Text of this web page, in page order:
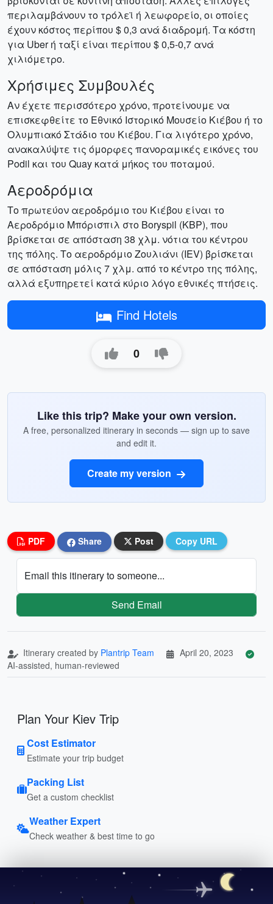
περιλαμβάνουν το τρόλεϊ ή λεωφορείο, οι οποίες
έχουν κόστος περίπου $ 0,3 ανά διαδρομή. Τα κόστη
για Uber ή ταξί είναι περίπου $ 0,5-0,7 ανά
χιλιόμετρο.
Χρήσιμες Συμβουλές
Αν έχετε περισσότερο χρόνο, προτείνουμε να
επισκεφθείτε το Εθνικό Ιστορικό Μουσείο Κιέβου ή το
Ολυμπιακό Στάδιο του Κιέβου. Για λιγότερο χρόνο,
ανακαλύψτε τις όμορφες πανοραμικές εικόνες του
Podil και του Quay κατά μήκος του ποταμού.
Aεροδρόμια
Το πρωτεύον αεροδρόμιο του Κιέβου είναι το
Αεροδρόμιο Μπόρισπιλ στο Boryspil (KBP), που
βρίσκεται σε απόσταση 38 χλμ. νότια του κέντρου
της πόλης. Το αεροδρόμιο Ζουλιάνι (IEV) βρίσκεται
σε απόσταση μόλις 7 χλμ. από το κέντρο της πόλης,
αλλά εξυπηρετεί κατά κύριο λόγο εθνικές πτήσεις.
Find Hotels
0
Like this trip? Make your own version.
A free, personalized itinerary in seconds — sign up to save
and edit it.
Create my version
PDF Share Post Copy URL
Email this itinerary to someone...
Send Email
Itinerary created by Plantrip Team
April 20, 2023
AI-assisted, human-reviewed
Plan Your Kiev Trip
Cost Estimator
Estimate your trip budget
Packing List
Get a custom checklist
Weather Expert
Check weather & best time to go